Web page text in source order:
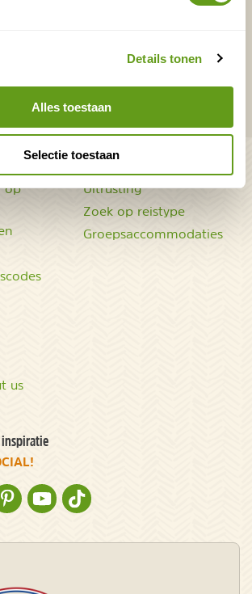
Details tonen
Alles toestaan
Selectie toestaan
vakanties in de natuur!
op
Uitrusting
Zoek op reistype
Groepsaccommodaties
us
OP FACEBOOKOP INSTAGRAM
NATURESCANNER OP PINTEREST
NATURESCANNER OP YOUTUBE
NATURESCANNER OP TIKTOK